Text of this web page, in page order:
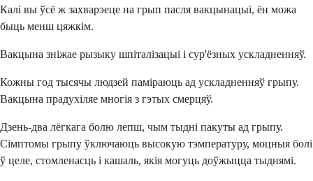
Калі вы ўсё ж захварэеце на грып пасля вакцынацыі, ён можа
быць менш цяжкім.
Вакцына зніжае рызыку шпіталізацыі і сур'ёзных ускладненняў.
Кожны год тысячы людзей паміраюць ад ускладненняў грыпу.
Вакцына прадухіляе многія з гэтых смерцяў.
Дзень-два лёгкага болю лепш, чым тыдні пакуты ад грыпу.
Сімптомы грыпу ўключаюць высокую тэмпературу, моцныя болі
ў целе, стомленасць і кашаль, якія могуць доўжыцца тыднямі.